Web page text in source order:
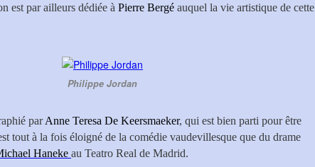
est par ailleurs dédiée à Pierre Bergé auquel la vie artistique de cette
Philippe Jordan
parAnne Teresa De Keersmaeker, qui est bien parti pour être
tout à la fois éloigné de la comédie vaudevillesque que du drame
Haneke au Teatro Real de Madrid.